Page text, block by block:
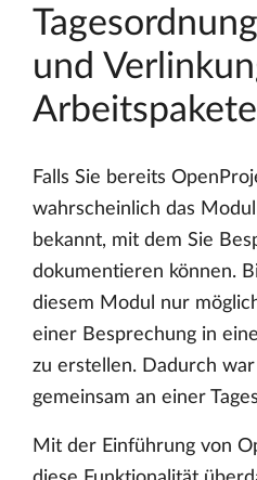
und
Falls Sie bereits
wahrscheinlich das
bekannt, mit dem Sie
dokumentieren können.
diesem Modul nur
einer Besprechung in
zu erstellen. Dadurch
gemeinsam an einer
Mit der Einführung von